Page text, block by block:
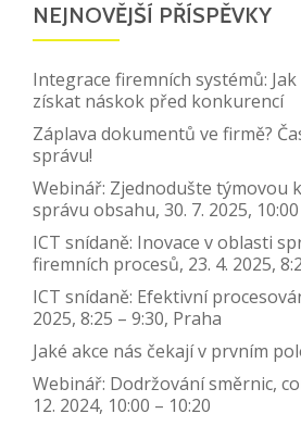
NEJNOVĚJŠÍ PŘÍSPĚVKY
Integrace firemních systémů:
získat náskok před konkurencí
Záplava dokumentů ve firmě?
správu!
Webinář: Zjednodušte týmovou
správu obsahu, 30. 7. 2025,
ICT snídaně: Inovace v oblasti
firemních procesů, 23. 4. 2025,
ICT snídaně: Efektivní
2025, 8:25 – 9:30, Praha
Jaké akce nás čekají v prvním
Webinář: Dodržování směrnic,
12. 2024, 10:00 – 10:20